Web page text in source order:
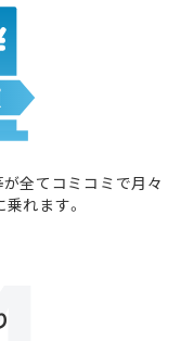
全てコミコミで月々
れます。